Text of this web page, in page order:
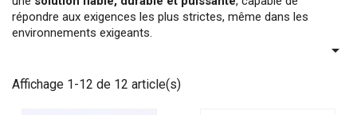
répondre aux exigences les plus strictes, même dans les
environnements exigeants.

Affichage 1-12 de 12 article(s)